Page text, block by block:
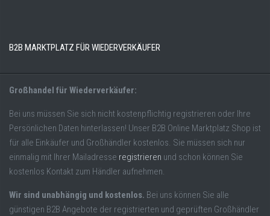
B2B MARKTPLATZ FÜR WIEDERVERKÄUFER
Großhandel für Wiederverkäufer:
Bei uns müssen Sie sich nicht kostenpflichtig registrieren oder Ihre
Persönlichen Daten hinterlassen! Unser B2B Online Marktplatz Shop ist
für alle Einkäufer und Großhändler kostenlos. Sie müssen sich nur
einmalig mit Ihrer Mailadresse registrieren und schon können Sie
kostenlos Kontakt zum Händler aufnehmen.
Wir sind unabhängig und kostenlos. Bei uns können Sie alle
günstigen B2B Angebote der registrierten und geprüften Großhändler